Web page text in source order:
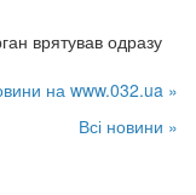
врятував одразу
на www.032.ua »
Всі новини »